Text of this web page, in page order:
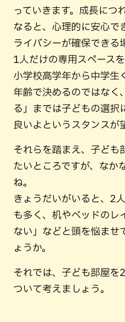
っていきます。成長につ
なると、心理的に安心で
ライバシーが確保できる
1人だけの専用スペース
小学校高学年から中学生
年齢で決めるのではなく
る」までは子どもの選択
良いよというスタンスが
それらを踏まえ、子ども
たいところですが、なか
ね。
きょうだいがいると、2
も多く、机やベッドのレ
ない」などと頭を悩ませ
ょうか。
それでは、子ども部屋を
ついて考えましょう。